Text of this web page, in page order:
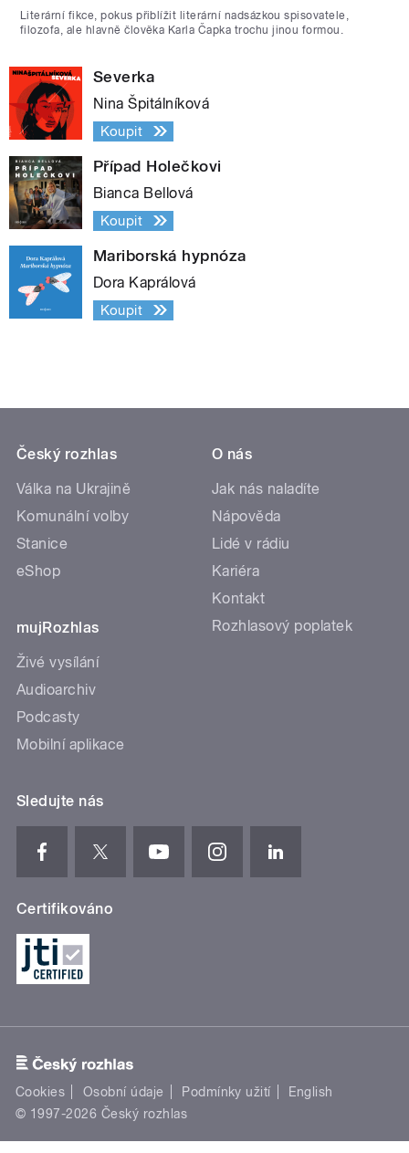
Literární fikce, pokus přiblížit literární nadsázkou spisovatele,
filozofa, ale hlavně člověka Karla Čapka trochu jinou formou.
Severka
Nina Špitálníková
Koupit
Případ Holečkovi
Bianca Bellová
Koupit
Mariborská hypnóza
Dora Kaprálová
Koupit
Český rozhlas
Válka na Ukrajině
Komunální volby
Stanice
eShop
mujRozhlas
Živé vysílání
Audioarchiv
Podcasty
Mobilní aplikace
O nás
Jak nás naladíte
Nápověda
Lidé v rádiu
Kariéra
Kontakt
Rozhlasový poplatek
Sledujte nás
Certifikováno
Cookies Osobní údaje Podmínky užití
English
© 1997-2026 Český rozhlas